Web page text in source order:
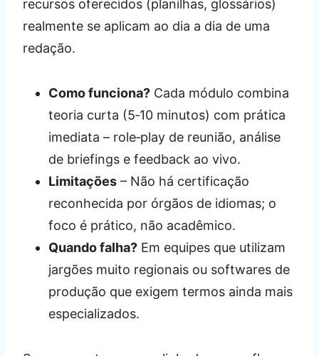
recursos oferecidos (planilhas, glossários)
realmente se aplicam ao dia a dia de uma
redação.
Como funciona? Cada módulo combina
teoria curta (5‑10 minutos) com prática
imediata – role‑play de reunião, análise
de briefings e feedback ao vivo.
Limitações – Não há certificação
reconhecida por órgãos de idiomas; o
foco é prático, não acadêmico.
Quando falha? Em equipes que utilizam
jargões muito regionais ou softwares de
produção que exigem termos ainda mais
especializados.